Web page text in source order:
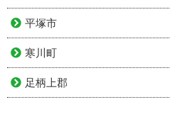
平塚市
寒川町
足柄上郡